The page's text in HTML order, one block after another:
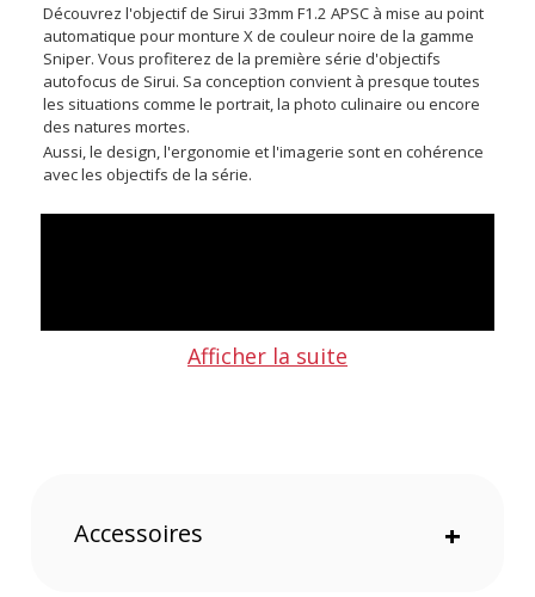
Découvrez l'objectif de Sirui 33mm F1.2 APSC à mise au point
automatique pour monture X de couleur noire de la gamme
Sniper. Vous profiterez de la première série d'objectifs
autofocus de Sirui. Sa conception convient à presque toutes
les situations comme le portrait, la photo culinaire ou encore
des natures mortes.
Aussi, le design, l'ergonomie et l'imagerie sont en cohérence
avec les objectifs de la série.
Afficher la suite
Accessoires +